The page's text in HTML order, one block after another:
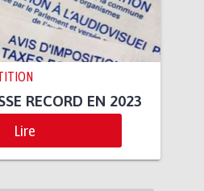
RECORD EN 2023
Lire